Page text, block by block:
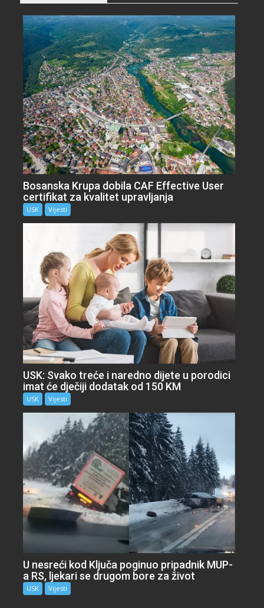
Bosanska Krupa dobila CAF Effective User
certifikat za kvalitet upravljanja
USK Vijesti
USK: Svako treće i naredno dijete u porodici
imat će dječiji dodatak od 150 KM
USK Vijesti
U nesreći kod Ključa poginuo pripadnik MUP-
a RS, ljekari se drugom bore za život
USK Vijesti